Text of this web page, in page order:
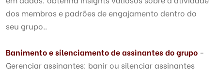
dos membros e padrões de engajamento dentro do
seu grupo..
Banimento e silenciamento de assinantes do grupo -
Gerenciar assinantes: banir ou silenciar assinantes